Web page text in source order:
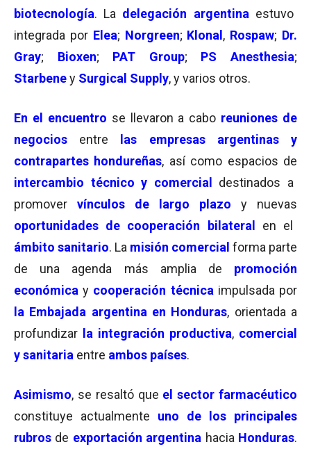
biotecnología. La delegación argentina estuvo
integrada por Elea; Norgreen; Klonal , Rospaw; Dr.
Gray; Bioxen; PAT Group; PS Anesthesia;
Starbeney Surgical Supply, y varios otros.
En el encuentro se llevaron a cabo reuniones de
negocios
entre
las empresas argentinas y
contrapartes hondureñas, así como espacios de
intercambio técnico y comercial
destinados a
promover vínculos de largo plazo
y nuevas
oportunidades de cooperación bilateral en el
ámbito sanitario. La misión comercial forma parte
de una agenda más amplia de promoción
económica y cooperación técnica impulsada por
la Embajada argentina en Honduras, orientada a
profundizar
la integración productiva, comercial
y sanitaria entre ambos países.
Asimismo, se resaltó que el sector farmacéutico
constituye actualmente uno de los principales
rubros de exportación argentina hacia Honduras.